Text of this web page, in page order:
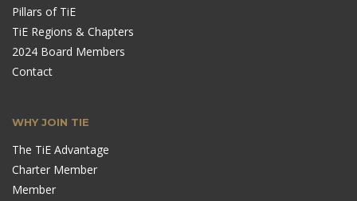
Pillars of TiE
TiE Regions & Chapters
2024 Board Members
Contact
WHY JOIN TIE
The TiE Advantage
Charter Member
Member